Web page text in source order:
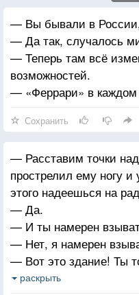
— Вы бывали в
— Да так, случалось
— Теперь там всё
возможностей.
— «Феррари» в каждом
Сохранить
— Расставим точки
прострелил ему ногу
этого надеешься на
— Да.
— И ты намерен
— Нет, я намерен
— Вот это здание! Ты
зайти? Последний
раскрыть